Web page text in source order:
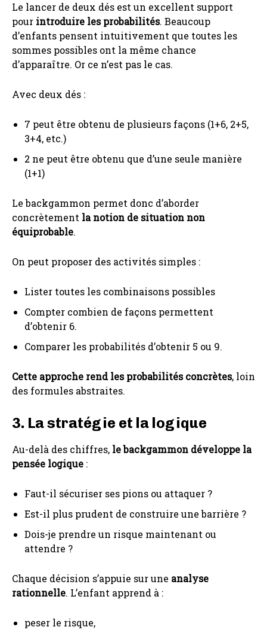
Le lancer de deux dés est un excellent support
pour introduire les probabilités. Beaucoup
d’enfants pensent intuitivement que toutes les
sommes possibles ont la même chance
d’apparaître. Or ce n’est pas le cas.
Avec deux dés :
7 peut être obtenu de plusieurs façons (1+6, 2+5,
3+4, etc.)
2 ne peut être obtenu que d’une seule manière
(1+1)
Le backgammon permet donc d’aborder
concrètement la notion de situation non
équiprobable.
On peut proposer des activités simples :
Lister toutes les combinaisons possibles
Compter combien de façons permettent
d’obtenir 6.
Comparer les probabilités d’obtenir 5 ou 9.
Cette approche rend les probabilités concrètes, loin
des formules abstraites.
3. La stratégie et la logique
Au-delà des chiffres, le backgammon développe la
pensée logique :
Faut-il sécuriser ses pions ou attaquer ?
Est-il plus prudent de construire une barrière ?
Dois-je prendre un risque maintenant ou
attendre ?
Chaque décision s’appuie sur une analyse
rationnelle. L’enfant apprend à :
peser le risque,